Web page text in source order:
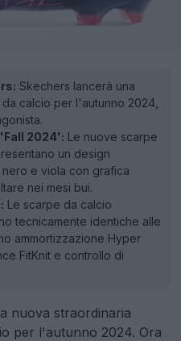
Skechers lancerà una
calcio per l'autunno 2024,
2024': Le nuove scarpe
un design
e viola con grafica
nei mesi bui.
Le scarpe da calcio
tecnicamente identiche alle
ammortizzazione Hyper
FitKnit e controllo di
nuova straordinaria
per l'autunno 2024. Ora